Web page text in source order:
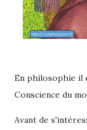
En philosophie il
Conscience du
Avant de